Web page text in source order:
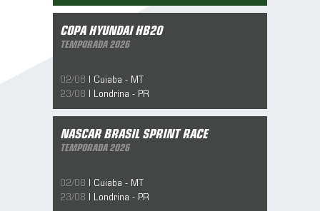
COPA HYUNDAI HB20
TEMPORADA 2026
02/08 | Cuiaba - MT
23/08 | Londrina - PR
10/05/2019
NASCAR BRASIL SPRINT RACE
TEMPORADA 2026
02/08 | Cuiaba - MT
23/08 | Londrina - PR
10/05/2019